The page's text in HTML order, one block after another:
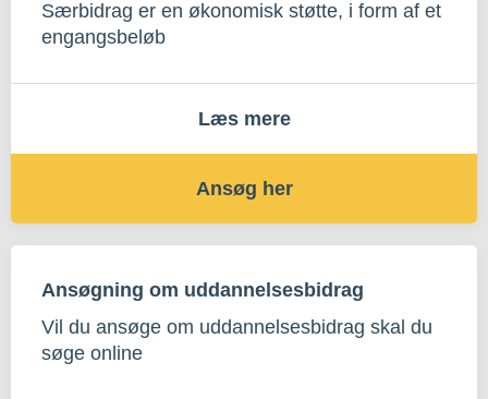
Særbidrag er en økonomisk støtte, i form af et
engangsbeløb
Læs mere
Ansøg her
Ansøgning om uddannelsesbidrag
Vil du ansøge om uddannelsesbidrag skal du
søge online